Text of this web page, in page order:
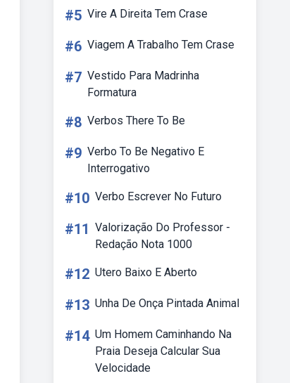
#5 Vire A Direita Tem Crase
#6 Viagem A Trabalho Tem Crase
#7 Vestido Para Madrinha
Formatura
#8 Verbos There To Be
#9 Verbo To Be Negativo E
Interrogativo
#10 Verbo Escrever No Futuro
#11 Valorização Do Professor -
Redação Nota 1000
#12 Utero Baixo E Aberto
#13 Unha De Onça Pintada Animal
#14 Um Homem Caminhando Na
Praia Deseja Calcular Sua
Velocidade